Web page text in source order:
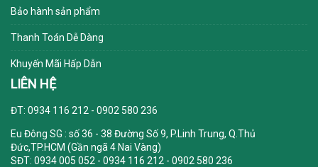
Bảo hành sản phẩm
Thanh Toán Dễ Dàng
Khuyến Mãi Hấp Dẫn
LIÊN HỆ
ĐT: 0934 116 212 - 0902 580 236
Eu Đông SG : số 36 - 38 Đường Số 9, P.Linh Trung, Q.Thủ
Đức,TP.HCM (Gần ngã 4 Nai Vàng)
SĐT: 0934 005 052 - 0934 116 212 - 0902 580 236